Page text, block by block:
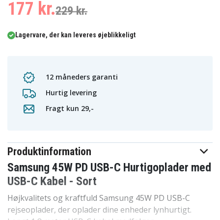
177 kr.229 kr.
Lagervare, der kan leveres øjeblikkeligt
12 måneders garanti
Hurtig levering
Fragt kun 29,-
Produktinformation
Samsung 45W PD USB-C Hurtigoplader med
USB-C Kabel - Sort
Højkvalitets og kraftfuld Samsung 45W PD USB-C
rejseoplader, der oplader dine enheder lynhurtigt.